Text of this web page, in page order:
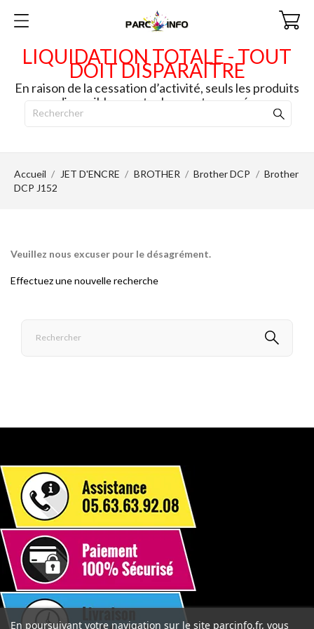
LIQUIDATION TOTALE - TOUT
DOIT DISPARAITRE
En raison de la cessation d’activité, seuls les produits
disponibles en stock seront envoyés.
Accueil JET D'ENCRE BROTHER Brother DCP
Brother
DCP J152
Veuillez nous excuser pour le désagrément.
Effectuez une nouvelle recherche
En poursuivant votre navigation sur le site parcinfo.fr, vous